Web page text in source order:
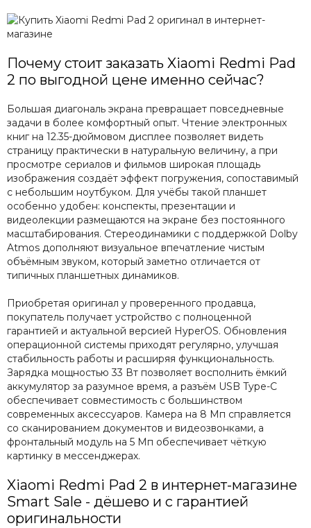
Почему стоит заказать Xiaomi Redmi Pad
2 по выгодной цене именно сейчас?
Большая диагональ экрана превращает повседневные
задачи в более комфортный опыт. Чтение электронных
книг на 12.35-дюймовом дисплее позволяет видеть
страницу практически в натуральную величину, а при
просмотре сериалов и фильмов широкая площадь
изображения создаёт эффект погружения, сопоставимый
с небольшим ноутбуком. Для учёбы такой планшет
особенно удобен: конспекты, презентации и
видеолекции размещаются на экране без постоянного
масштабирования. Стереодинамики с поддержкой Dolby
Atmos дополняют визуальное впечатление чистым
объёмным звуком, который заметно отличается от
типичных планшетных динамиков.
Приобретая оригинал у проверенного продавца,
покупатель получает устройство с полноценной
гарантией и актуальной версией HyperOS. Обновления
операционной системы приходят регулярно, улучшая
стабильность работы и расширяя функциональность.
Зарядка мощностью 33 Вт позволяет восполнить ёмкий
аккумулятор за разумное время, а разъём USB Type-C
обеспечивает совместимость с большинством
современных аксессуаров. Камера на 8 Мп справляется
со сканированием документов и видеозвонками, а
фронтальный модуль на 5 Мп обеспечивает чёткую
картинку в мессенджерах.
Xiaomi Redmi Pad 2 в интернет-магазине
Smart Sale - дёшево и с гарантией
оригинальности